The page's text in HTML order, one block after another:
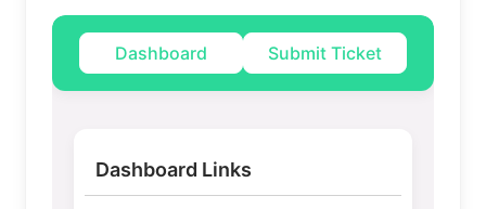
Dashboard Submit Ticket
Dashboard Links